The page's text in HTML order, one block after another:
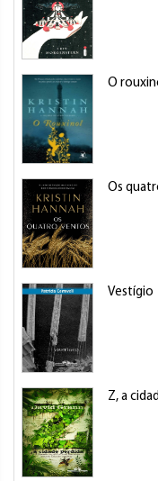
O
Os
Vestígio
Z, a